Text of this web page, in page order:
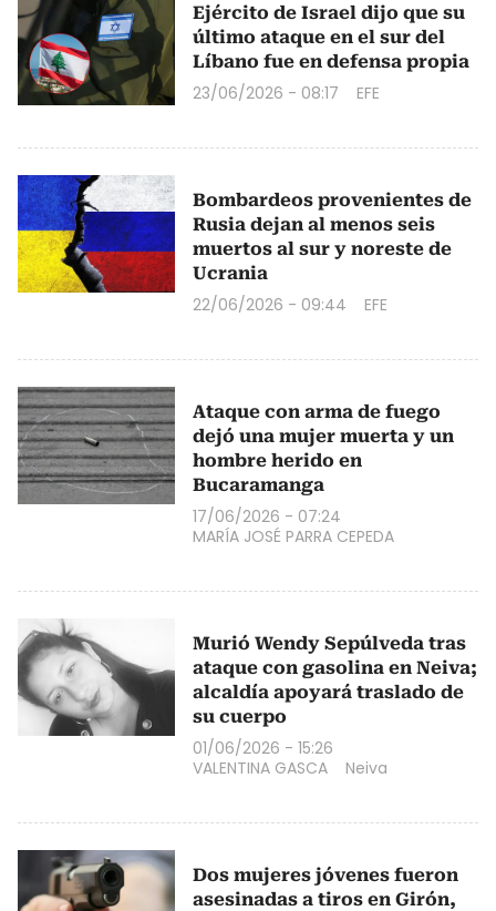
Ejército de Israel dijo que su
último ataque en el sur del
Líbano fue en defensa propia
23/06/2026 - 08:17 EFE
Bombardeos provenientes de
Rusia dejan al menos seis
muertos al sur y noreste de
Ucrania
22/06/2026 - 09:44 EFE
Ataque con arma de fuego
dejó una mujer muerta y un
hombre herido en
Bucaramanga
17/06/2026 - 07:24
MARÍA JOSÉ PARRA CEPEDA
Murió Wendy Sepúlveda tras
ataque con gasolina en Neiva;
alcaldía apoyará traslado de
su cuerpo
01/06/2026 - 15:26
VALENTINA GASCA
Neiva
Dos mujeres jóvenes fueron
asesinadas a tiros en Girón,